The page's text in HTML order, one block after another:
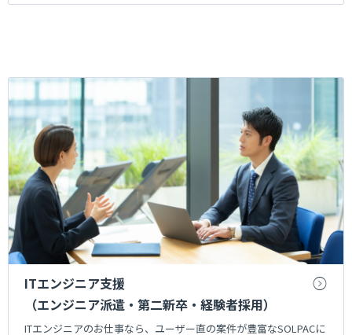
ITエンジニア支援
（エンジニア派遣・第二新卒・経験者採用）
ITエンジニアのお仕事なら、ユーザー直の案件が豊富なSOLPACに